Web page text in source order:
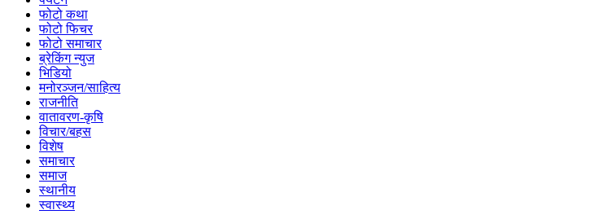
फोटो कथा
फोटो फिचर
फोटो समाचार
ब्रेकिंग न्युज
भिडियो
मनोरञ्जन/साहित्य
राजनीति
वातावरण-कृषि
विचार/बहस
विशेष
समाचार
समाज
स्थानीय
स्वास्थ्य